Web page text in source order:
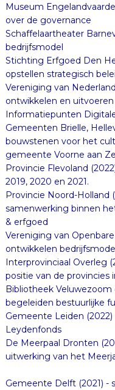
Museum
over de governance
Schaffelaartheater
bedrijfsmodel
Stichting Erfgoed Den
opstellen strategisch
Vereniging van
ontwikkelen en
Informatiepunten
Gemeenten Brielle,
bouwstenen voor het
gemeente Voorne aan
Provincie Flevoland
2019, 2020 en 2021.
Provincie Noord-Holland
samenwerking binnen
& erfgoed
Vereniging van
ontwikkelen
Interprovinciaal Overleg
positie van de provincies
Bibliotheek Veluwezoom
begeleiden bestuurlijke
Gemeente Leiden
Leydenfonds
De Meerpaal Dronten
uitwerking van het
Gemeente Delft (2021) -